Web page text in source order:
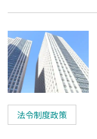
法令制度政策